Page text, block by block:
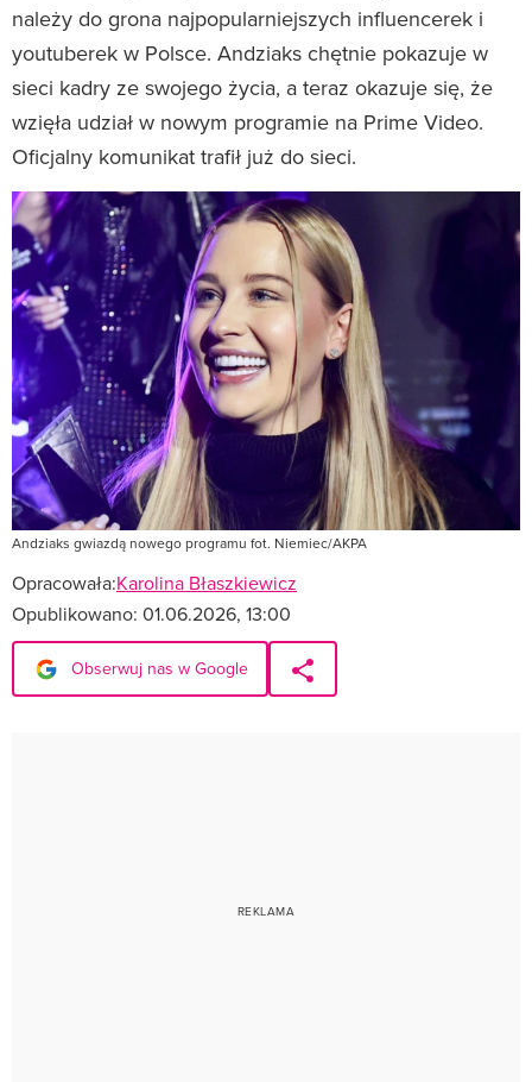
należy do grona najpopularniejszych influencerek i
youtuberek w Polsce. Andziaks chętnie pokazuje w
sieci kadry ze swojego życia, a teraz okazuje się, że
wzięła udział w nowym programie na Prime Video.
Oficjalny komunikat trafił już do sieci.
Andziaks gwiazdą nowego programu fot. Niemiec/AKPA
Opracowała:Karolina Błaszkiewicz
Opublikowano: 01.06.2026, 13:00
Obserwuj nas w Google